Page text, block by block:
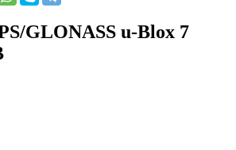
GLONASS u‑Blox 7